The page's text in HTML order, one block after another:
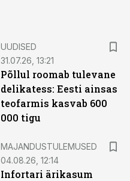
UUDISED
31.07.26, 13:21
Põllul roomab tulevane
delikatess: Eesti ainsas
teofarmis kasvab 600
000 tigu
MAJANDUSTULEMUSED
04.08.26, 12:14
Infortari ärikasum